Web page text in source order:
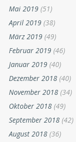
Mai 2019 (51)
April 2019 (38)
März 2019 (49)
Februar 2019 (46)
Januar 2019 (40)
Dezember 2018 (40)
November 2018 (34)
Oktober 2018 (49)
September 2018 (42)
August 2018 (36)